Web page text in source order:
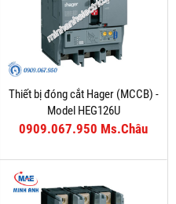
Thiết bị đóng cắt Hager (MCCB) -
Model HEG126U
0909.067.950 Ms.Châu